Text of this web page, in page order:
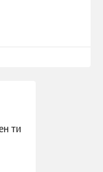
ти